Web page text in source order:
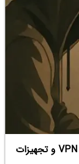
افزایش امنیت تماس‌های VoIP با استفاده از VPN و تجهیزات